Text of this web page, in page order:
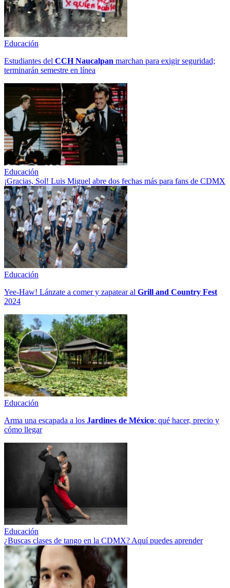
Educación
Estudiantes del CCH Naucalpan marchan para exigir seguridad;
terminarán semestre en línea
Educación
¡Gracias, Sol! Luis Miguel abre dos fechas más para fans de CDMX
Educación
Yee-Haw! Lánzate a comer y zapatear al Grill and Country Fest
2024
Educación
Arma una escapada a los Jardines de México: qué hacer, precio y
cómo llegar
Educación
¿Buscas clases de tango en la CDMX? Aquí puedes aprender